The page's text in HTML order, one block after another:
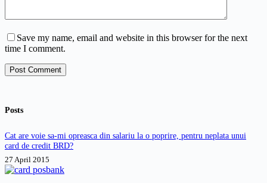
Save my name, email and website in this browser for the next
time I comment.
Post Comment
Posts
Cat are voie sa-mi opreasca din salariu la o poprire, pentru neplata unui
card de credit BRD?
27 April 2015